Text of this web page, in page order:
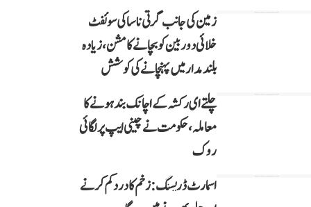
زمین کی جانب گرتی ناسا کی سوئفٹ
خلائی دوربین کو بچانے کا مشن، زیادہ
بلند مدار میں پہنچانے کی کوشش
چلتے ای رکشہ کے اچانک بند ہونے کا
معاملہ، حکومت نے چینی ایپ پر لگائی
روک
اسمارٹ ڈریسنگ: زخم کا درد کم کرنے